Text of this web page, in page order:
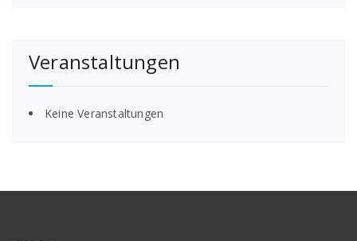
Veranstaltungen
Keine Veranstaltungen